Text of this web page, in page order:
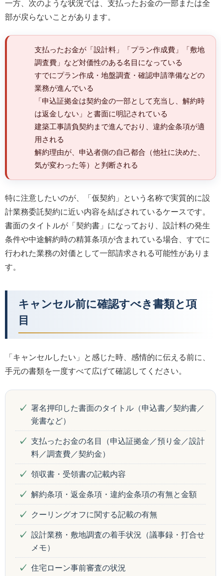
一方、次のような状況では、支払ったお金の一部または全
部が戻らないことがあります。
支払ったお金が「設計料」「プラン作成費」「敷地
調査費」など対価性のある名目になっている
すでにプラン作成・地盤調査・確認申請準備などの
業務が進んでいる
「申込証拠金は契約金の一部として充当し、解約時
は返金しない」と書面に明記されている
建築工事請負契約まで進んでおり、違約金条項が適
用される
解約理由が、申込者側の自己都合（他社に決めた、
気が変わった等）と判断される
特に注意したいのが、「仮契約」という名称で実質的に設
計業務委託契約に近い内容を結ばされているケースです。
書面のタイトルが「契約書」になっており、設計料の発生
条件や中途解約時の精算条項が含まれている場合、すでに
行われた業務の対価として一部請求される可能性がありま
す。
キャンセル前に確認すべき書類と項
目
「キャンセルしたい」と感じた時、感情的に伝える前に、
手元の書類を一度すべて広げて確認してください。
署名押印した書面のタイトル（申込書／契約書／
覚書など）
支払ったお金の名目（申込証拠金／預り金／設計
料／調査費／契約金）
領収書・受領書の記載内容
解約条項・返金条項・違約金条項の有無と金額
クーリングオフに関する記載の有無
設計業務・敷地調査の着手状況（議事録・打合せ
メモ）
住宅ローン事前審査の状況